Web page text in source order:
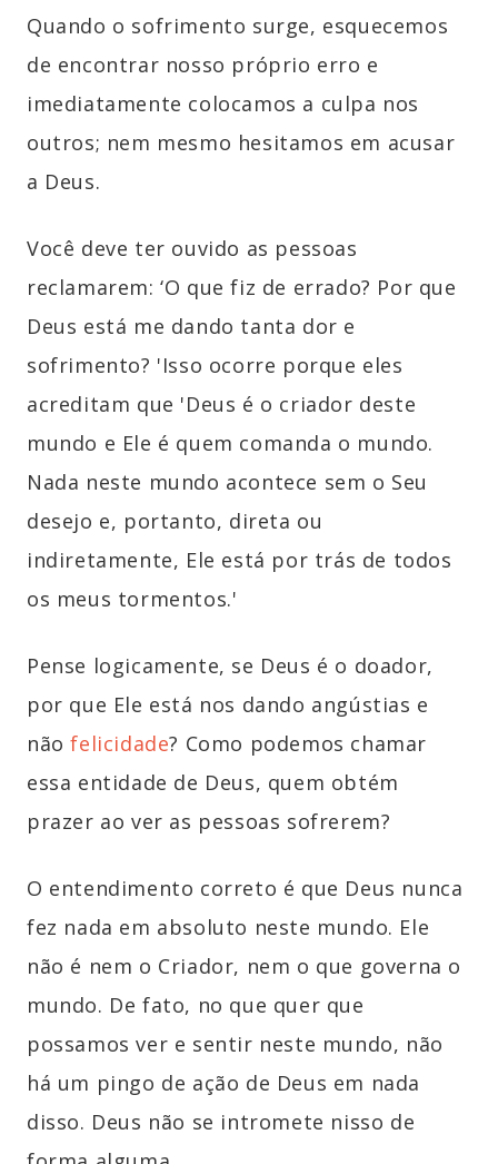
Quando o sofrimento surge, esquecemos
de encontrar nosso próprio erro e
imediatamente colocamos a culpa nos
outros; nem mesmo hesitamos em acusar
a Deus.
Você deve ter ouvido as pessoas
reclamarem: ‘O que fiz de errado? Por que
Deus está me dando tanta dor e
sofrimento? 'Isso ocorre porque eles
acreditam que 'Deus é o criador deste
mundo e Ele é quem comanda o mundo.
Nada neste mundo acontece sem o Seu
desejo e, portanto, direta ou
indiretamente, Ele está por trás de todos
os meus tormentos.'
Pense logicamente, se Deus é o doador,
por que Ele está nos dando angústias e
nãofelicidade? Como podemos chamar
essa entidade de Deus, quem obtém
prazer ao ver as pessoas sofrerem?
O entendimento correto é que Deus nunca
fez nada em absoluto neste mundo. Ele
não é nem o Criador, nem o que governa o
mundo. De fato, no que quer que
possamos ver e sentir neste mundo, não
há um pingo de ação de Deus em nada
disso. Deus não se intromete nisso de